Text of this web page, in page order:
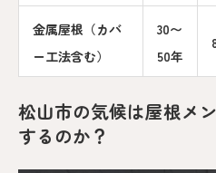
金属屋根（カバ
ー工法含む）
30〜
50年
松山市の気候は屋根メ
するのか？